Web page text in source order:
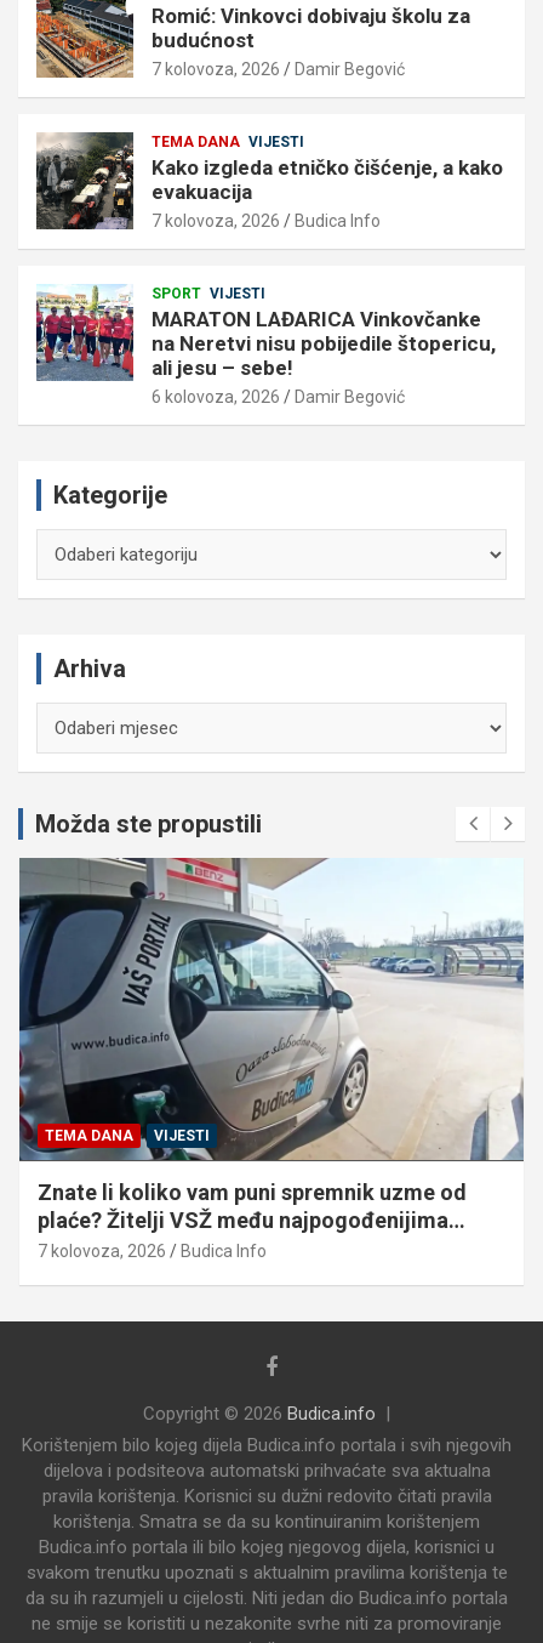
Romić: Vinkovci dobivaju školu za
budućnost
7 kolovoza, 2026 Damir Begović
TEMA DANA VIJESTI
Kako izgleda etničko čišćenje, a kako
evakuacija
7 kolovoza, 2026 Budica Info
SPORT VIJESTI
MARATON LAĐARICA Vinkovčanke
na Neretvi nisu pobijedile štopericu,
ali jesu – sebe!
6 kolovoza, 2026 Damir Begović
Kategorije
Arhiva
Možda ste propustili
TEMA DANA VIJESTI
Znate li koliko vam puni spremnik uzme od
plaće? Žitelji VSŽ među najpogođenijima…
7 kolovoza, 2026 Budica Info
Copyright © 2026 Budica.info
Korištenjem bilo kojeg dijela Budica.info portala i svih njegovih
dijelova i podsiteova automatski prihvaćate sva aktualna
pravila korištenja. Korisnici su dužni redovito čitati pravila
korištenja. Smatra se da su kontinuiranim korištenjem
Budica.info portala ili bilo kojeg njegovog dijela, korisnici u
svakom trenutku upoznati s aktualnim pravilima korištenja te
da su ih razumjeli u cijelosti. Niti jedan dio Budica.info portala
ne smije se koristiti u nezakonite svrhe niti za promoviranje